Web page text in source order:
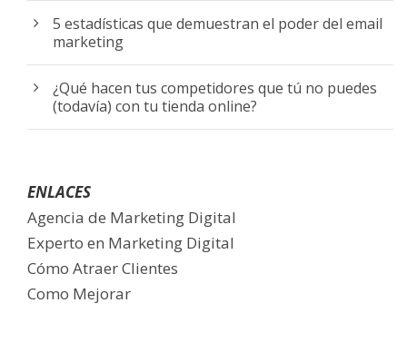
5 estadísticas que demuestran el poder del email
marketing
¿Qué hacen tus competidores que tú no puedes
(todavía) con tu tienda online?
ENLACES
Agencia de Marketing Digital
Experto en Marketing Digital
Cómo Atraer Clientes
Como Mejorar